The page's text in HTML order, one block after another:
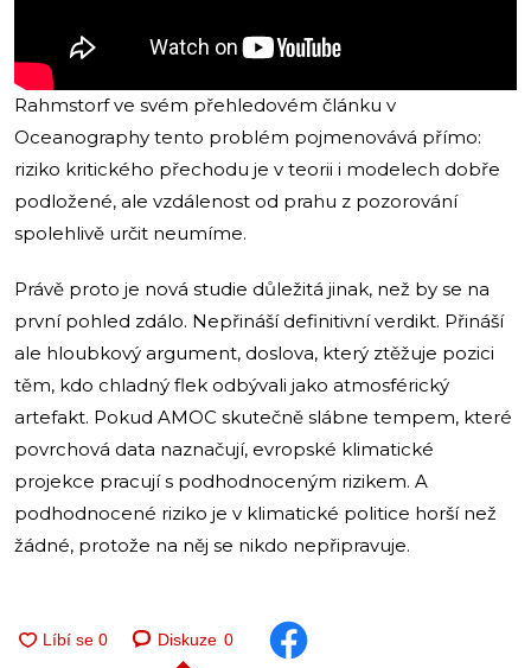
Rahmstorf ve svém přehledovém článku v
Oceanography tento problém pojmenovává přímo:
riziko kritického přechodu je v teorii i modelech dobře
podložené, ale vzdálenost od prahu z pozorování
spolehlivě určit neumíme.
Právě proto je nová studie důležitá jinak, než by se na
první pohled zdálo. Nepřináší definitivní verdikt. Přináší
ale hloubkový argument, doslova, který ztěžuje pozici
těm, kdo chladný flek odbývali jako atmosférický
artefakt. Pokud AMOC skutečně slábne tempem, které
povrchová data naznačují, evropské klimatické
projekce pracují s podhodnoceným rizikem. A
podhodnocené riziko je v klimatické politice horší než
žádné, protože na něj se nikdo nepřipravuje.
Diskuze 0